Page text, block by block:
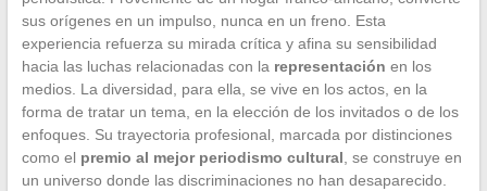
sus orígenes en un impulso, nunca en un freno. Esta
experiencia refuerza su mirada crítica y afina su sensibilidad
hacia las luchas relacionadas con la representación en los
medios. La diversidad, para ella, se vive en los actos, en la
forma de tratar un tema, en la elección de los invitados o de los
enfoques. Su trayectoria profesional, marcada por distinciones
como el premio al mejor periodismo cultural , se construye en
un universo donde las discriminaciones no han desaparecido.